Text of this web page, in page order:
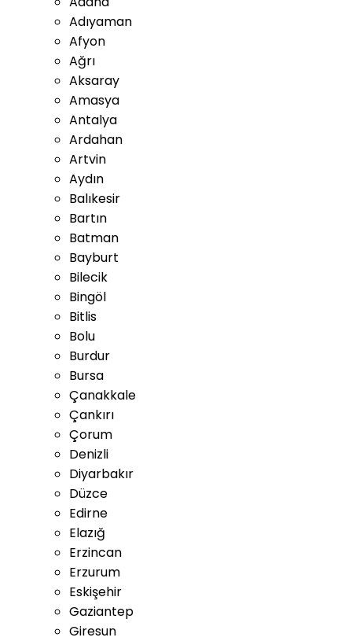
Adıyaman
Afyon
Ağrı
Aksaray
Amasya
Antalya
Ardahan
Artvin
Aydın
Balıkesir
Bartın
Batman
Bayburt
Bilecik
Bingöl
Bitlis
Bolu
Burdur
Bursa
Çanakkale
Çankırı
Çorum
Denizli
Diyarbakır
Düzce
Edirne
Elazığ
Erzincan
Erzurum
Eskişehir
Gaziantep
Giresun